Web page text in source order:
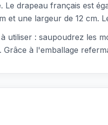
Le drapeau français est
et une largeur de 12 cm.
utiliser : saupoudrez les
à l'emballage